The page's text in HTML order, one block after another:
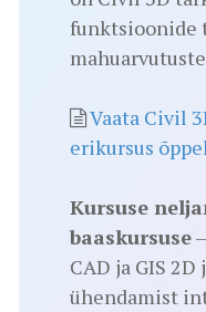
funktsioonide
Vaata Civil
erikursus
Kursuse
baaskursuse
CAD ja GIS
ühendamist